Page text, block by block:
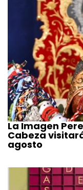
La Imagen
Cabeza
agosto